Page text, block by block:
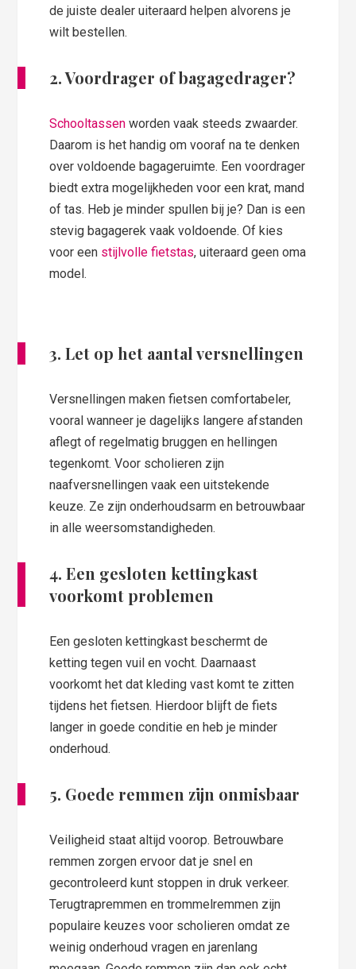
de juiste dealer uiteraard helpen alvorens je
wilt bestellen.
2. Voordrager of bagagedrager?
Schooltassen worden vaak steeds zwaarder.
Daarom is het handig om vooraf na te denken
over voldoende bagageruimte. Een voordrager
biedt extra mogelijkheden voor een krat, mand
of tas. Heb je minder spullen bij je? Dan is een
stevig bagagerek vaak voldoende. Of kies
voor een stijlvolle fietstas, uiteraard geen oma
model.
3. Let op het aantal versnellingen
Versnellingen maken fietsen comfortabeler,
vooral wanneer je dagelijks langere afstanden
aflegt of regelmatig bruggen en hellingen
tegenkomt. Voor scholieren zijn
naafversnellingen vaak een uitstekende
keuze. Ze zijn onderhoudsarm en betrouwbaar
in alle weersomstandigheden.
4. Een gesloten kettingkast
voorkomt problemen
Een gesloten kettingkast beschermt de
ketting tegen vuil en vocht. Daarnaast
voorkomt het dat kleding vast komt te zitten
tijdens het fietsen. Hierdoor blijft de fiets
langer in goede conditie en heb je minder
onderhoud.
5. Goede remmen zijn onmisbaar
Veiligheid staat altijd voorop. Betrouwbare
remmen zorgen ervoor dat je snel en
gecontroleerd kunt stoppen in druk verkeer.
Terugtrapremmen en trommelremmen zijn
populaire keuzes voor scholieren omdat ze
weinig onderhoud vragen en jarenlang